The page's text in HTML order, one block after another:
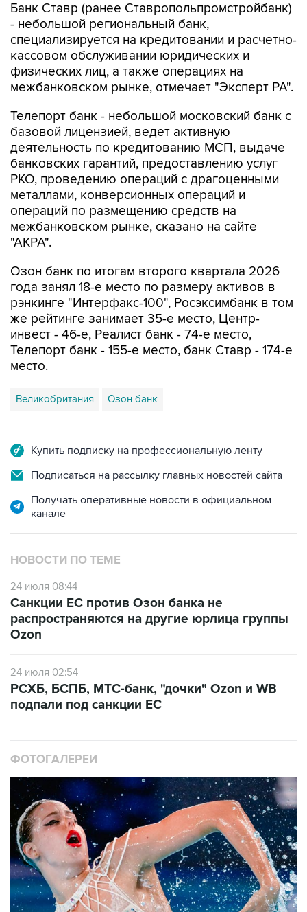
Банк Ставр (ранее Ставропольпромстройбанк)
- небольшой региональный банк,
специализируется на кредитовании и расчетно-
кассовом обслуживании юридических и
физических лиц, а также операциях на
межбанковском рынке, отмечает "Эксперт РА".
Телепорт банк - небольшой московский банк с
базовой лицензией, ведет активную
деятельность по кредитованию МСП, выдаче
банковских гарантий, предоставлению услуг
РКО, проведению операций с драгоценными
металлами, конверсионных операций и
операций по размещению средств на
межбанковском рынке, сказано на сайте
"АКРА".
Озон банк по итогам второго квартала 2026
года занял 18-е место по размеру активов в
рэнкинге "Интерфакс-100", Росэксимбанк в том
же рейтинге занимает 35-е место, Центр-
инвест - 46-е, Реалист банк - 74-е место,
Телепорт банк - 155-е место, банк Ставр - 174-е
место.
Великобритания Озон банк
Купить подписку на профессиональную ленту
Подписаться на рассылку главных новостей сайта
Получать оперативные новости в официальном
канале
НОВОСТИ ПО ТЕМЕ
24 июля 08:44
Санкции ЕС против Озон банка не
распространяются на другие юрлица группы
Ozon
24 июля 02:54
РСХБ, БСПБ, МТС-банк, "дочки" Ozon и WB
подпали под санкции ЕС
ФОТОГАЛЕРЕИ